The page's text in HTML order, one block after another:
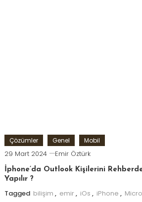
Çözümler Genel Mobil
29 Mart 2024 Emir Öztürk
İphone’da Outlook Kişilerini
Yapılır ?
Tagged bilişim , emir, iOs , iPhone ,